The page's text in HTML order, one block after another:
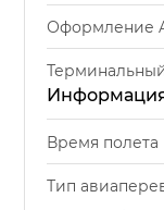
Оформление
Время полета
Тип